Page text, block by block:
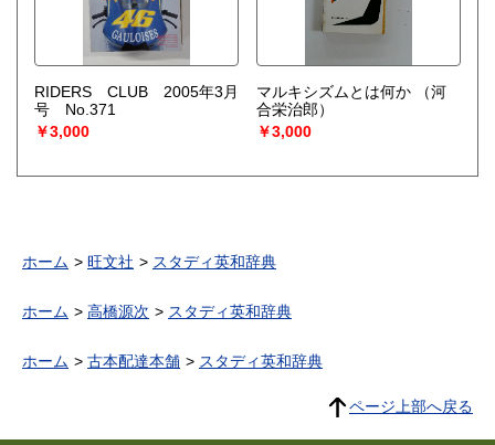
RIDERS CLUB 2005年3月
号 No.371
￥3,000
マルキシズムとは何か
（河
合栄治郎）
￥3,000
ホーム 旺文社 スタディ英和辞典
ホーム 高橋源次 スタディ英和辞典
ホーム 古本配達本舗 スタディ英和辞典
ページ上部へ戻る